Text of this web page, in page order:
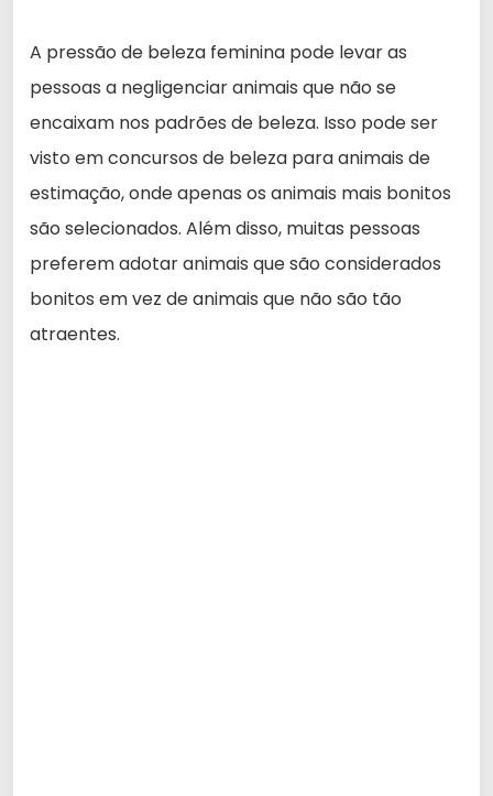
A pressão de beleza feminina pode levar as
pessoas a negligenciar animais que não se
encaixam nos padrões de beleza. Isso pode ser
visto em concursos de beleza para animais de
estimação, onde apenas os animais mais bonitos
são selecionados. Além disso, muitas pessoas
preferem adotar animais que são considerados
bonitos em vez de animais que não são tão
atraentes.